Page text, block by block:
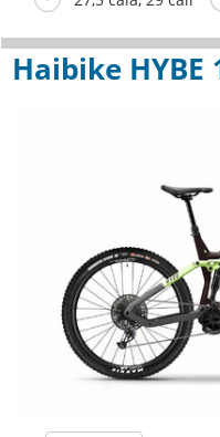
Haibike HYBE